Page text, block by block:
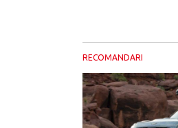
RECOMANDARI